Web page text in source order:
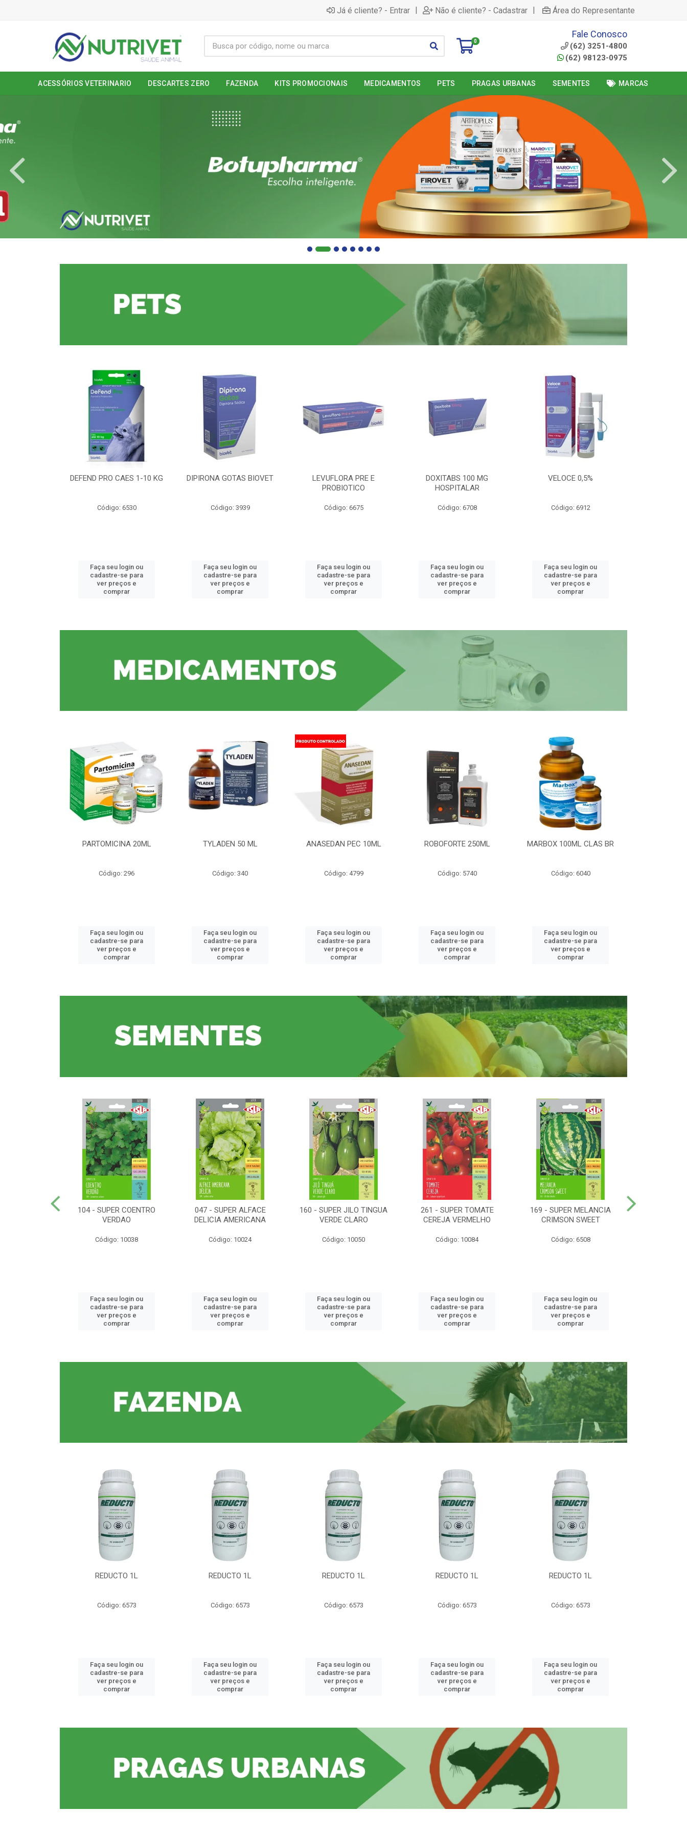
Já é cliente? - Entrar | Não é cliente? - Cadastrar | Área do Representante
0
Fale Conosco
(62) 3251-4800
(62) 98123-0975
ACESSÓRIOS VETERINARIO DESCARTES ZERO FAZENDA KITS PROMOCIONAIS MEDICAMENTOS PETS PRAGAS URBANAS SEMENTES MARCAS
DEFEND PRO CAES 1-10 KG
Código: 6530
Faça seu login ou
cadastre-se para
ver preços e
comprar
DIPIRONA GOTAS BIOVET
Código: 3939
Faça seu login ou
cadastre-se para
ver preços e
comprar
LEVUFLORA PRE E
PROBIOTICO
Código: 6675
Faça seu login ou
cadastre-se para
ver preços e
comprar
DOXITABS 100 MG
HOSPITALAR
Código: 6708
Faça seu login ou
cadastre-se para
ver preços e
comprar
VELOCE 0,5%
Código: 6912
Faça seu login ou
cadastre-se para
ver preços e
comprar
PARTOMICINA 20ML
Código: 296
Faça seu login ou
cadastre-se para
ver preços e
comprar
TYLADEN 50 ML
Código: 340
Faça seu login ou
cadastre-se para
ver preços e
comprar
ANASEDAN PEC 10ML
Código: 4799
Faça seu login ou
cadastre-se para
ver preços e
comprar
ROBOFORTE 250ML
Código: 5740
Faça seu login ou
cadastre-se para
ver preços e
comprar
MARBOX 100ML CLAS BR
Código: 6040
Faça seu login ou
cadastre-se para
ver preços e
comprar
104 - SUPER COENTRO
VERDAO
Código: 10038
Faça seu login ou
cadastre-se para
ver preços e
comprar
047 - SUPER ALFACE
DELICIA AMERICANA
Código: 10024
Faça seu login ou
cadastre-se para
ver preços e
comprar
160 - SUPER JILO TINGUA
VERDE CLARO
Código: 10050
Faça seu login ou
cadastre-se para
ver preços e
comprar
261 - SUPER TOMATE
CEREJA VERMELHO
Código: 10084
Faça seu login ou
cadastre-se para
ver preços e
comprar
169 - SUPER MELANCIA
CRIMSON SWEET
Código: 6508
Faça seu login ou
cadastre-se para
ver preços e
comprar
REDUCTO 1L
Código: 6573
Faça seu login ou
cadastre-se para
ver preços e
comprar
REDUCTO 1L
Código: 6573
Faça seu login ou
cadastre-se para
ver preços e
comprar
REDUCTO 1L
Código: 6573
Faça seu login ou
cadastre-se para
ver preços e
comprar
REDUCTO 1L
Código: 6573
Faça seu login ou
cadastre-se para
ver preços e
comprar
REDUCTO 1L
Código: 6573
Faça seu login ou
cadastre-se para
ver preços e
comprar